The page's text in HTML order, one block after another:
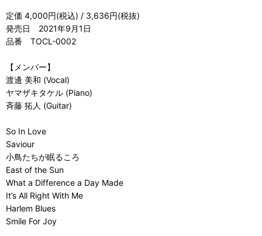
定価 4,000円(税込) / 3,636円(税抜)
発売日 2021年9月1日
品番 TOCL-0002
【メンバー】
渡邊 美和 (Vocal)
ヤマザキタケル (Piano)
斉藤 拓人 (Guitar)
So In Love
Saviour
小鳥たちが眠るころ
East of the Sun
What a Difference a Day Made
It’s All Right With Me
Harlem Blues
Smile For Joy